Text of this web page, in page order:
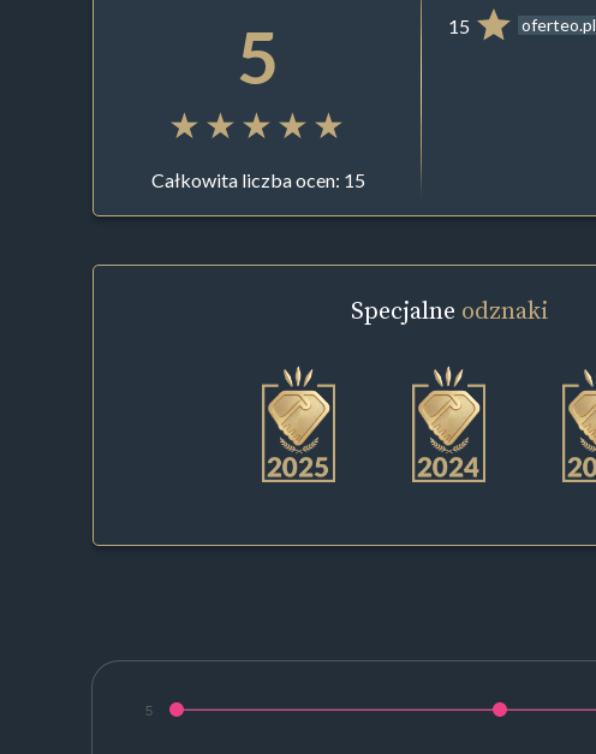
5
Całkowita liczba ocen: 15
15 oferteo.pl
Specjalne odznaki
5